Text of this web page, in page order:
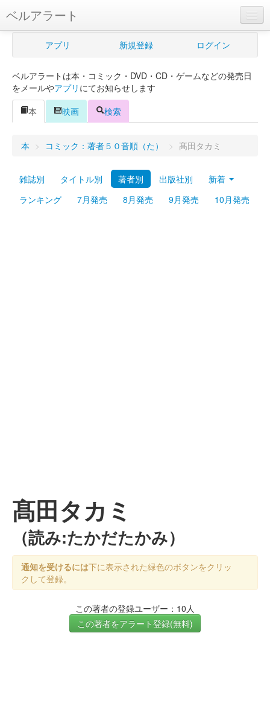
ベルアラート
ベルアラートとは
新規登録
ログイン
Myシェルフ
プレミアム
アプリ 新規登録 ログイン
ベルアラートは本・コミック・DVD・CD・ゲームなどの発売日
をメールやアプリ にてお知らせします
本
映画 検索
本 > コミック：著者５０音順（た） > 髙田タカミ
雑誌別 タイトル別 著者別 出版社別
新着
ランキング
7月発売 8月発売 9月発売 10月発売
髙田タカミ
（読み:たかだたかみ）
通知を受けるには下に表示された緑色のボタンをクリッ
クして登録。
この著者の登録ユーザー：10人
この著者をアラート登録(無料)